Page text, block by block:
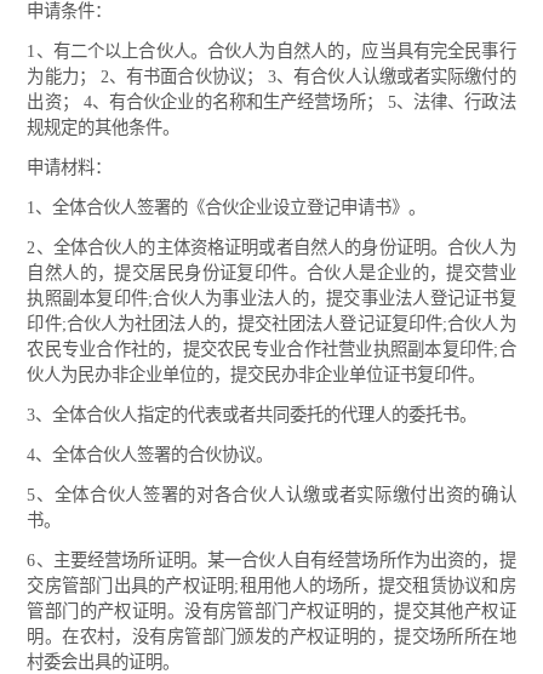
申请条件：
1、有二个以上合伙人。合伙人为自然人的，应当具有完全民事行
为能力； 2、有书面合伙协议； 3、有合伙人认缴或者实际缴付的
出资； 4、有合伙企业的名称和生产经营场所； 5、法律、行政法
规规定的其他条件。
申请材料：
1、全体合伙人签署的《合伙企业设立登记申请书》。
2、全体合伙人的主体资格证明或者自然人的身份证明。合伙人为
自然人的，提交居民身份证复印件。合伙人是企业的，提交营业
执照副本复印件;合伙人为事业法人的，提交事业法人登记证书复
印件;合伙人为社团法人的，提交社团法人登记证复印件;合伙人为
农民专业合作社的，提交农民专业合作社营业执照副本复印件;合
伙人为民办非企业单位的，提交民办非企业单位证书复印件。
3、全体合伙人指定的代表或者共同委托的代理人的委托书。
4、全体合伙人签署的合伙协议。
5、全体合伙人签署的对各合伙人认缴或者实际缴付出资的确认
书。
6、主要经营场所证明。某一合伙人自有经营场所作为出资的，提
交房管部门出具的产权证明;租用他人的场所，提交租赁协议和房
管部门的产权证明。没有房管部门产权证明的，提交其他产权证
明。在农村，没有房管部门颁发的产权证明的，提交场所所在地
村委会出具的证明。